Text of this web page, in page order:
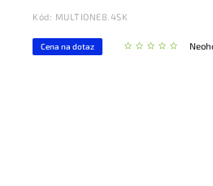
Kód: MULTIONE8.4SK
Cena na dotaz